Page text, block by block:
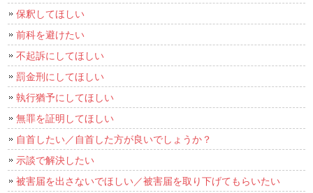
保釈してほしい
前科を避けたい
不起訴にしてほしい
罰金刑にしてほしい
執行猶予にしてほしい
無罪を証明してほしい
自首したい／自首した方が良いでしょうか？
示談で解決したい
被害届を出さないでほしい／被害届を取り下げてもらいたい